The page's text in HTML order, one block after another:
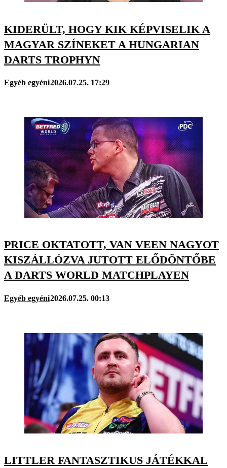
KIDERÜLT, HOGY KIK KÉPVISELIK A
MAGYAR SZÍNEKET A HUNGARIAN
DARTS TROPHYN
Egyéb egyéni2026.07.25. 17:29
PRICE OKTATOTT, VAN VEEN NAGYOT
KISZÁLLÓZVA JUTOTT ELŐDÖNTŐBE
A DARTS WORLD MATCHPLAYEN
Egyéb egyéni2026.07.25. 00:13
LITTLER FANTASZTIKUS JÁTÉKKAL